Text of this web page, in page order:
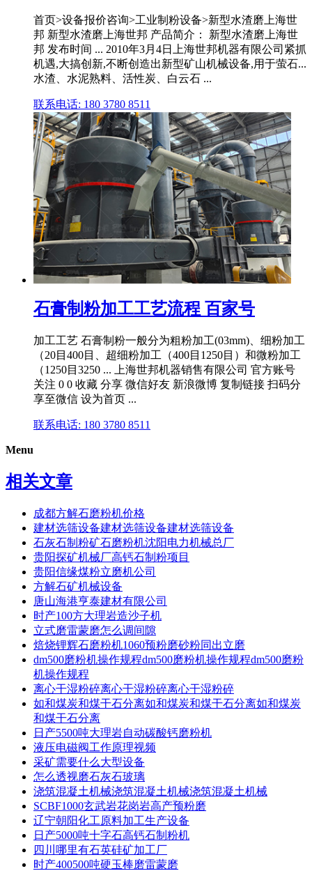
首页>设备报价咨询>工业制粉设备>新型水渣磨上海世
邦 新型水渣磨上海世邦 产品简介： 新型水渣磨上海世
邦 发布时间 ... 2010年3月4日上海世邦机器有限公司紧抓
机遇,大搞创新,不断创造出新型矿山机械设备,用于萤石...
水渣、水泥熟料、活性炭、白云石 ...
联系电话: 180 3780 8511
石膏制粉加工工艺流程 百家号
加工工艺 石膏制粉一般分为粗粉加工(03mm)、细粉加工
（20目400目、超细粉加工（400目1250目）和微粉加工
（1250目3250 ... 上海世邦机器销售有限公司 官方账号
关注 0 0 收藏 分享 微信好友 新浪微博 复制链接 扫码分
享至微信 设为首页 ...
联系电话: 180 3780 8511
Menu
相关文章
成都方解石磨粉机价格
建材选筛设备建材选筛设备建材选筛设备
石灰石制粉矿石磨粉机沈阳电力机械总厂
贵阳探矿机械厂高钙石制粉项目
贵阳信缘煤粉立磨机公司
方解石矿机械设备
唐山海港亨泰建材有限公司
时产100方大理岩造沙子机
立式磨雷蒙磨怎么调间隙
焙烧锂辉石磨粉机1060预粉磨砂粉同出立磨
dm500磨粉机操作规程dm500磨粉机操作规程dm500磨粉
机操作规程
离心干湿粉碎离心干湿粉碎离心干湿粉碎
如和煤炭和煤干石分离如和煤炭和煤干石分离如和煤炭
和煤干石分离
日产5500吨大理岩自动碳酸钙磨粉机
液压电磁阀工作原理视频
采矿需要什么大型设备
怎么透视磨石灰石玻璃
浇筑混凝土机械浇筑混凝土机械浇筑混凝土机械
SCBF1000玄武岩花岗岩高产预粉磨
辽宁朝阳化工原料加工生产设备
日产5000吨十字石高钙石制粉机
四川哪里有石英硅矿加工厂
时产400500吨硬玉棒磨雷蒙磨